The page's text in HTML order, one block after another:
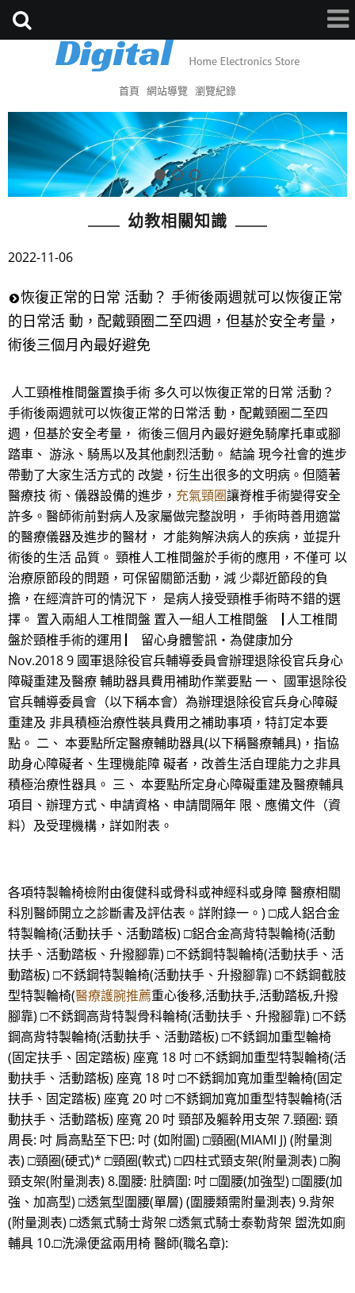
首頁 網站導覽 瀏覽紀錄
幼教相關知識
2022-11-06
恢復正常的日常 活動？ 手術後兩週就可以恢復正常
的日常活 動，配戴頸圈二至四週，但基於安全考量，
術後三個月內最好避免
人工頸椎椎間盤置換手術 多久可以恢復正常的日常 活動？
手術後兩週就可以恢復正常的日常活 動，配戴頸圈二至四
週，但基於安全考量， 術後三個月內最好避免騎摩托車或腳
踏車、 游泳、騎馬以及其他劇烈活動。 結論 現今社會的進步
帶動了大家生活方式的 改變，衍生出很多的文明病。但隨著
醫療技 術、儀器設備的進步， 充氣頸圈讓脊椎手術變得安全
許多。醫師術前對病人及家屬做完整說明， 手術時善用適當
的醫療儀器及進步的醫材， 才能夠解決病人的疾病，並提升
術後的生活 品質。 頸椎人工椎間盤於手術的應用，不僅可 以
治療原節段的問題，可保留關節活動，減 少鄰近節段的負
擔，在經濟許可的情況下， 是病人接受頸椎手術時不錯的選
擇。 置入兩組人工椎間盤 置入一組人工椎間盤 ▕ 人工椎間
盤於頸椎手術的運用 ▏ 留心身體警訊‧為健康加分
Nov.2018 9 國軍退除役官兵輔導委員會辦理退除役官兵身心
障礙重建及醫療 輔助器具費用補助作業要點 一、 國軍退除役
官兵輔導委員會（以下稱本會）為辦理退除役官兵身心障礙
重建及 非具積極治療性裝具費用之補助事項，特訂定本要
點。 二、 本要點所定醫療輔助器具(以下稱醫療輔具)，指協
助身心障礙者、生理機能障 礙者，改善生活自理能力之非具
積極治療性器具。 三、 本要點所定身心障礙重建及醫療輔具
項目、辦理方式、申請資格、申請間隔年 限、應備文件（資
料）及受理機構，詳如附表。
各項特製輪椅檢附由復健科或骨科或神經科或身障 醫療相關
科別醫師開立之診斷書及評估表。詳附錄一。) □成人鋁合金
特製輪椅(活動扶手、活動踏板) □鋁合金高背特製輪椅(活動
扶手、活動踏板、升撥腳靠) □不銹鋼特製輪椅(活動扶手、活
動踏板) □不銹鋼特製輪椅(活動扶手、升撥腳靠) □不銹鋼截肢
型特製輪椅(醫療護腕推薦重心後移,活動扶手,活動踏板,升撥
腳靠) □不銹鋼高背特製骨科輪椅(活動扶手、升撥腳靠) □不銹
鋼高背特製輪椅(活動扶手、活動踏板) □不銹鋼加重型輪椅
(固定扶手、固定踏板) 座寬 18 吋 □不銹鋼加重型特製輪椅(活
動扶手、活動踏板) 座寬 18 吋 □不銹鋼加寬加重型輪椅(固定
扶手、固定踏板) 座寬 20 吋 □不銹鋼加寬加重型特製輪椅(活
動扶手、活動踏板) 座寬 20 吋 頸部及軀幹用支架 7.頸圈: 頸
周長: 吋 肩高點至下巴: 吋 (如附圖) □頸圈(MIAMI J) (附量測
表) □頸圈(硬式)* □頸圈(軟式) □四柱式頸支架(附量測表) □胸
頸支架(附量測表) 8.圍腰: 肚臍圍: 吋 □圍腰(加強型) □圍腰(加
強、加高型) □透氣型圍腰(單層) (圍腰類需附量測表) 9.背架
(附量測表) □透氣式騎士背架 □透氣式騎士泰勒背架 盥洗如廁
輔具 10.□洗澡便盆兩用椅 醫師(職名章):